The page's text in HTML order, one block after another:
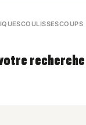
COULISSESCOUPS
recherche